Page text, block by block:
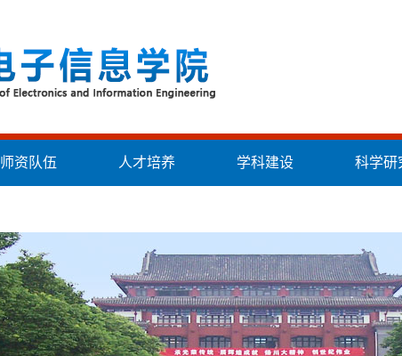
师资队伍 人才培养 学科建设 科学研